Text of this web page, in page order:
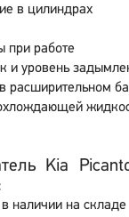
в цилиндрах
при работе
и уровень
в расширительном
Kia
наличии на складе